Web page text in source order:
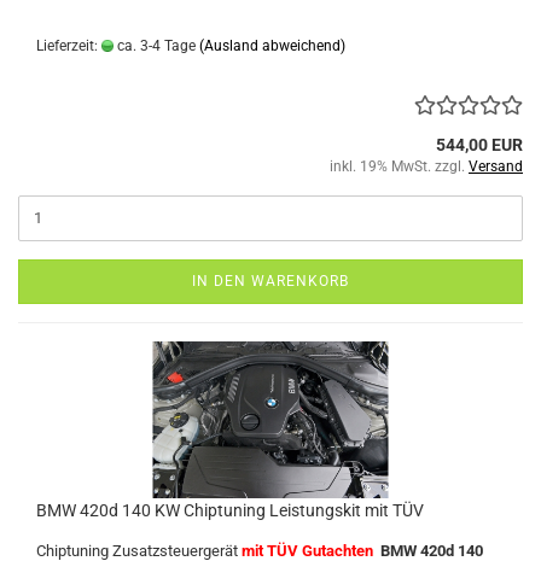
Lieferzeit: ca. 3-4 Tage (Ausland abweichend)
544,00 EUR
inkl. 19% MwSt. zzgl. Versand
IN DEN WARENKORB
BMW 420d 140 KW Chiptuning Leistungskit mit TÜV
Chiptuning Zusatzsteuergerät mit TÜV Gutachten BMW 420d 140